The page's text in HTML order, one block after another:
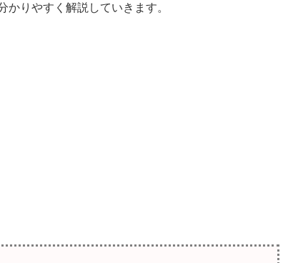
りやすく解説していきます。